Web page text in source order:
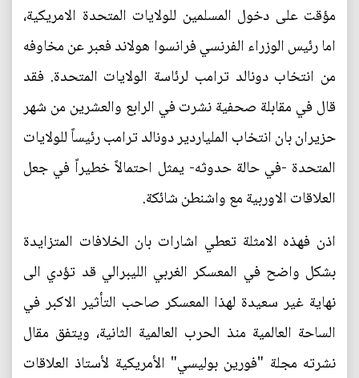
مؤقت على دخول المسلمين للولايات المتحدة الامريكية،
اما رئيس الوزراء الفرنسي فرانسوا هولاند فعبر عن مخاوفه
من انتخاب دونالد ترامب لرئاسة الولايات المتحدة. فقد
قال في مقابلة صحفية نشرت في الرابع والعشرين من شهر
حزيران بان انتخاب الملياردير دونالد ترامب رئيساً للولايات
المتحدة -في حالة حدوثه- يمثل احتمالاً خطيراً في جعل
العلاقات الاوربية مع واشنطن شائكة.
اذن فهذه الامثلة تعطي اشارات بان الخلافات المتزايدة
بشكل واضح في المعسكر الغربي الليبرالي قد تؤدي الى
نهاية غير سعيدة لهذا المعسكر صاحب التأثير الاكبر في
الساحة العالمية منذ الحرب العالمية الثانية، ويتفق مقال
نشرته مجلة "فورين بوليسي" الأمريكية لأستاذ العلاقات